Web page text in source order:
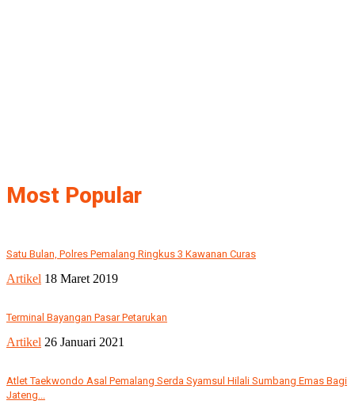
Most Popular
Satu Bulan, Polres Pemalang Ringkus 3 Kawanan Curas
Artikel 18 Maret 2019
Terminal Bayangan Pasar Petarukan
Artikel 26 Januari 2021
Atlet Taekwondo Asal Pemalang Serda Syamsul Hilali Sumbang Emas Bagi
Jateng...